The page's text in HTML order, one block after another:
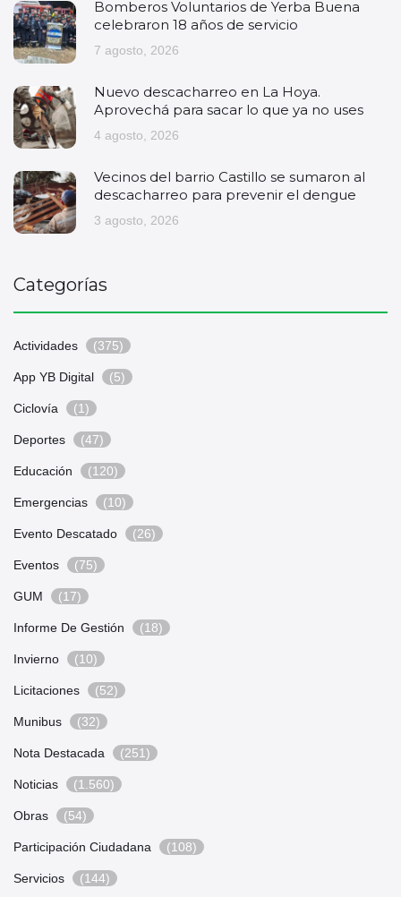
Bomberos Voluntarios de Yerba Buena
celebraron 18 años de servicio
7 agosto, 2026
Nuevo descacharreo en La Hoya.
Aprovechá para sacar lo que ya no uses
4 agosto, 2026
Vecinos del barrio Castillo se sumaron al
descacharreo para prevenir el dengue
3 agosto, 2026
Categorías
Actividades (375)
App YB Digital (5)
Ciclovía (1)
Deportes (47)
Educación (120)
Emergencias (10)
Evento Descatado (26)
Eventos (75)
GUM (17)
Informe De Gestión (18)
Invierno (10)
Licitaciones (52)
Munibus (32)
Nota Destacada (251)
Noticias (1.560)
Obras (54)
Participación Ciudadana (108)
Servicios (144)